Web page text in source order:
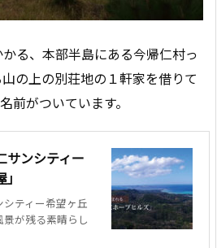
る、本部半島にある今帰仁村っ
の上の別荘地の１軒家を借りて
前がついています。
サンシティー
ティー希望ヶ丘
が残る素晴らし